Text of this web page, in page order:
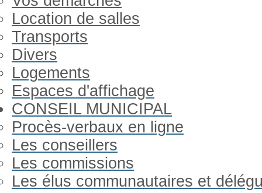
Location de salles
Transports
Divers
Logements
Espaces d'affichage
CONSEIL MUNICIPAL
Procès-verbaux en ligne
Les conseillers
Les commissions
Les élus communautaires et